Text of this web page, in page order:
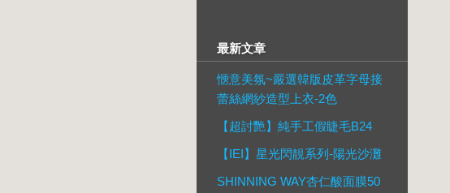
最新文章
愜意美氛~嚴選韓版皮革字母接
蕾絲網紗造型上衣-2色
【超討艷】純手工假睫毛B24
【IEI】星光閃靚系列-陽光沙灘
SHINNING WAY杏仁酸面膜50